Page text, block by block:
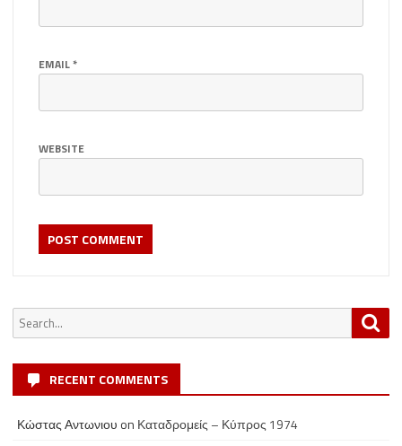
EMAIL*
WEBSITE
Search
for:
RECENT COMMENTS
Κώστας Αντωνιου on Καταδρομείς – Κύπρος 1974